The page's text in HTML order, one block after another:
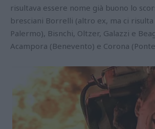
risultava essere nome già buono lo
bresciani Borrelli (altro ex, ma ci risulta
Palermo), Bisnchi, Oltzer, Galazzi e
Acampora (Benevento) e Corona